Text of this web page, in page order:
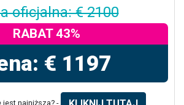
oficjalna: € 2100
RABAT 43%
€ 1197
jest najniższa? -